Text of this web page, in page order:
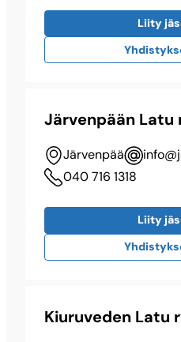
Liity
Järvenpään Latu
Järvenpää
040 716 1318
Liity
Kiuruveden Latu